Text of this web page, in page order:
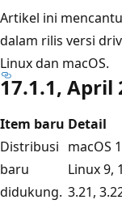
Artikel ini
dalam rilis versi
Linux dan macOS.
17.1.1, April
Item baru Detail
Distribusi
baru
didukung.
macOS
Linux 9,
3.21,